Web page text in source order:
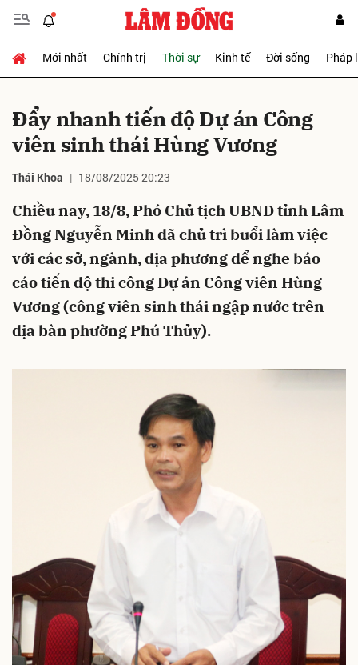
Mới nhất Chính trị Thời sự Kinh tế Đời sống Pháp
Đẩy nhanh tiến độ Dự án Công
viên sinh thái Hùng Vương
Thái Khoa 18/08/2025 20:23
Chiều nay, 18/8, Phó Chủ tịch UBND tỉnh Lâm
Đồng Nguyễn Minh đã chủ trì buổi làm việc
với các sở, ngành, địa phương để nghe báo
cáo tiến độ thi công Dự án Công viên Hùng
Vương (công viên sinh thái ngập nước trên
địa bàn phường Phú Thủy).
Gửi bình luận
Hủy Gửi